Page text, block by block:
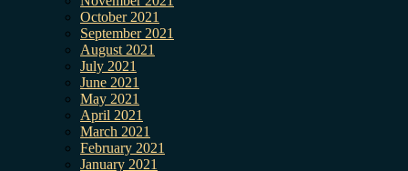
October 2021
September 2021
August 2021
July 2021
June 2021
May 2021
April 2021
March 2021
February 2021
January 2021